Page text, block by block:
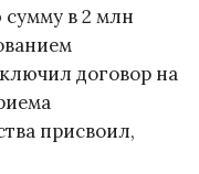
в 2 млн
договор на
присвоил,